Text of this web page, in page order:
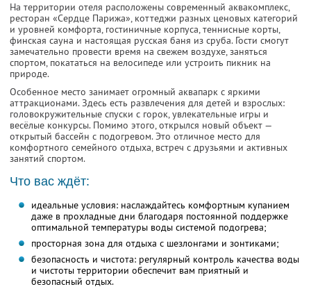
На территории отеля расположены современный аквакомплекс,
ресторан «Сердце Парижа», коттеджи разных ценовых категорий
и уровней комфорта, гостиничные корпуса, теннисные корты,
финская сауна и настоящая русская баня из сруба. Гости смогут
замечательно провести время на свежем воздухе, заняться
спортом, покататься на велосипеде или устроить пикник на
природе.
Особенное место занимает огромный аквапарк с яркими
аттракционами. Здесь есть развлечения для детей и взрослых:
головокружительные спуски с горок, увлекательные игры и
весёлые конкурсы. Помимо этого, открылся новый объект —
открытый бассейн с подогревом. Это отличное место для
комфортного семейного отдыха, встреч с друзьями и активных
занятий спортом.
Что вас ждёт:
идеальные условия: наслаждайтесь комфортным купанием
даже в прохладные дни благодаря постоянной поддержке
оптимальной температуры воды системой подогрева;
просторная зона для отдыха с шезлонгами и зонтиками;
безопасность и чистота: регулярный контроль качества воды
и чистоты территории обеспечит вам приятный и
безопасный отдых.